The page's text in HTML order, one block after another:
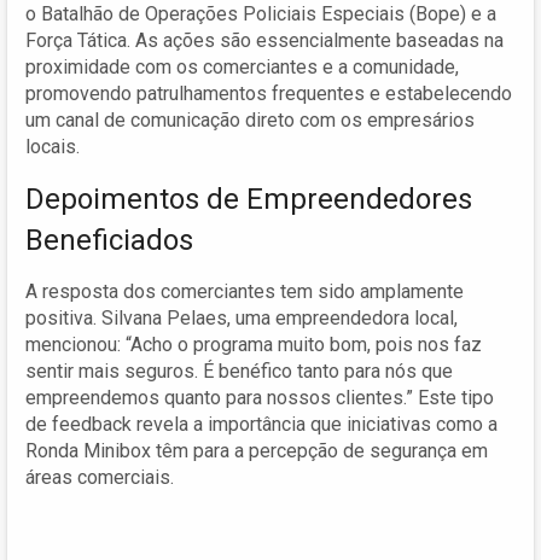
o Batalhão de Operações Policiais Especiais (Bope) e a
Força Tática. As ações são essencialmente baseadas na
proximidade com os comerciantes e a comunidade,
promovendo patrulhamentos frequentes e estabelecendo
um canal de comunicação direto com os empresários
locais.
Depoimentos de Empreendedores
Beneficiados
A resposta dos comerciantes tem sido amplamente
positiva. Silvana Pelaes, uma empreendedora local,
mencionou: “Acho o programa muito bom, pois nos faz
sentir mais seguros. É benéfico tanto para nós que
empreendemos quanto para nossos clientes.” Este tipo
de feedback revela a importância que iniciativas como a
Ronda Minibox têm para a percepção de segurança em
áreas comerciais.